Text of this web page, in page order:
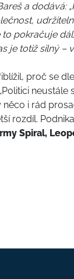
a dodává:
pokračuje
je totiž silný –
proč se
i rád
rozdíl.
Spiral,